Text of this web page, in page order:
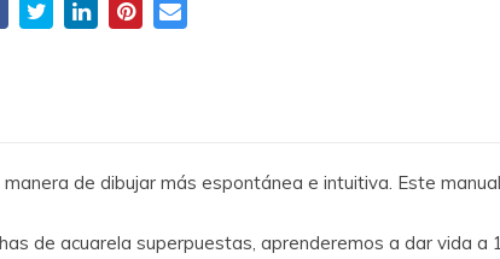
de dibujar más espontánea e intuitiva. Este
de acuarela superpuestas, aprenderemos a dar vida a